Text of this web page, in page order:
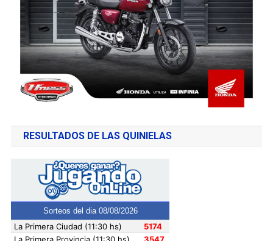
RESULTADOS DE LAS QUINIELAS